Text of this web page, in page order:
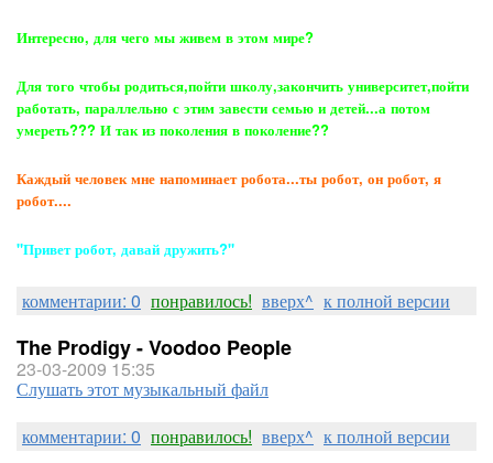
Интересно, для чего мы живем в этом мире?
Для того чтобы родиться,пойти школу,закончить университет,пойти
работать, параллельно с этим завести семью и детей...а потом
умереть??? И так из поколения в поколение??
Каждый человек мне напоминает робота...ты робот, он робот, я
робот....
"Привет робот, давай дружить?"
комментарии: 0 понравилось! вверх^ к полной версии
The Prodigy - Voodoo People
23-03-2009 15:35
Слушать этот музыкальный файл
комментарии: 0 понравилось! вверх^ к полной версии